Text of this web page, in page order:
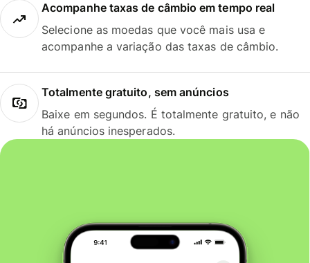
Acompanhe taxas de câmbio em tempo real
Selecione as moedas que você mais usa e
acompanhe a variação das taxas de câmbio.
Totalmente gratuito, sem anúncios
Baixe em segundos. É totalmente gratuito, e não
há anúncios inesperados.